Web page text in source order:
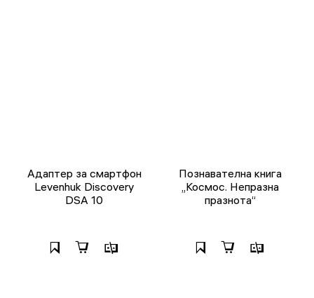
Адаптер за смартфон
Levenhuk Discovery
DSA 10
Познавателна книга
„Космос. Непразна
празнота“